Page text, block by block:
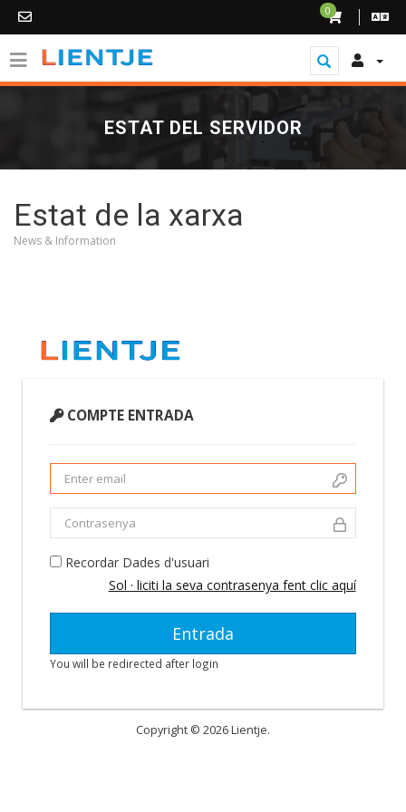
0
ESTAT DEL SERVIDOR
Estat de la xarxa
News & Information
COMPTE ENTRADA
Recordar Dades d'usuari
Sol · liciti la seva contrasenya fent clic aquí
You will be redirected after login
Copyright © 2026 Lientje.